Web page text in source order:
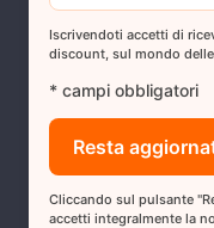
Iscrivendoti accetti di
discount, sul mondo
* campi obbligatori
Cliccando sul pulsante
accetti integralmente la